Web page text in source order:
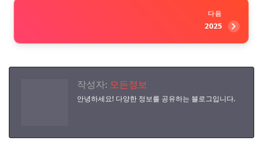
다음
2025
작성자: 모든정보
안녕하세요! 다양한 정보를 공유하는 블로그입니다.